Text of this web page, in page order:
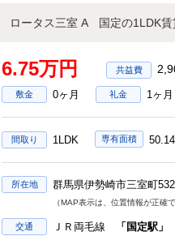
ロータス三室 A 国定の1LDK賃
6.75万円
敷金 0ヶ月 礼金 1ヶ月
間取り 1LDK 専有面積
所在地 群馬県伊勢崎市三室町
（MAP表示は、位置情報が正確
交通 ＪＲ両毛線 「国定駅」